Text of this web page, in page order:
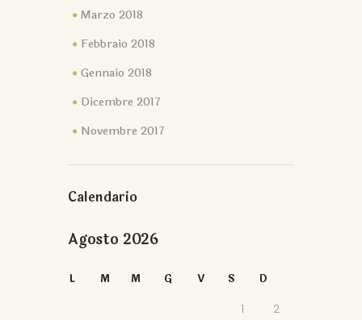
Marzo 2018
Febbraio 2018
Gennaio 2018
Dicembre 2017
Novembre 2017
Calendario
Agosto 2026
L M M G V S D
1
2